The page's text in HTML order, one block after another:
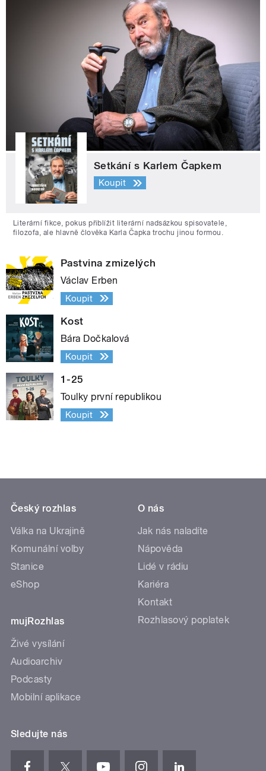
Setkání s Karlem Čapkem
Koupit
Literární fikce, pokus přiblížit literární nadsázkou spisovatele,
filozofa, ale hlavně člověka Karla Čapka trochu jinou formou.
Pastvina zmizelých
Václav Erben
Koupit
Kost
Bára Dočkalová
Koupit
1-25
Toulky první republikou
Koupit
Český rozhlas
Válka na Ukrajině
Komunální volby
Stanice
eShop
mujRozhlas
Živé vysílání
Audioarchiv
Podcasty
Mobilní aplikace
O nás
Jak nás naladíte
Nápověda
Lidé v rádiu
Kariéra
Kontakt
Rozhlasový poplatek
Sledujte nás